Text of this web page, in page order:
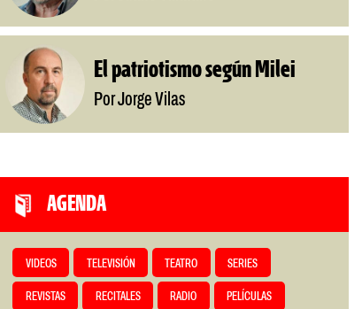
El patriotismo según Milei
Por Jorge Vilas
AGENDA
VIDEOS TELEVISIÓN TEATRO SERIES
REVISTAS RECITALES RADIO PELÍCULAS